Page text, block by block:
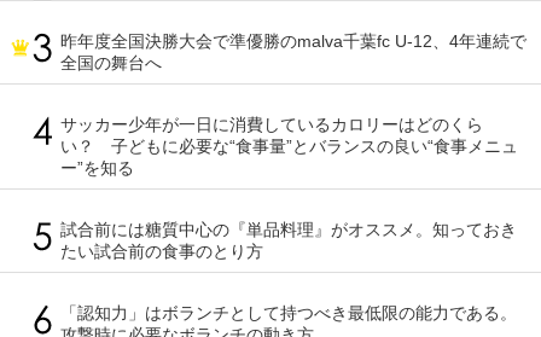
昨年度全国決勝大会で準優勝のmalva千葉fc U-12、4年連続で
全国の舞台へ
サッカー少年が一日に消費しているカロリーはどのくら
い？ 子どもに必要な“食事量”とバランスの良い“食事メニュ
ー”を知る
試合前には糖質中心の『単品料理』がオススメ。知っておき
たい試合前の食事のとり方
「認知力」はボランチとして持つべき最低限の能力である。